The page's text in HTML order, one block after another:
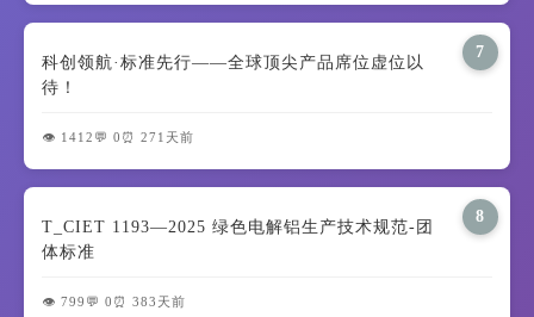
7
科创领航·标准先行——全球顶尖产品席位虚位以
待！
👁️ 1412 💬 0 ⏰ 271天前
8
T_CIET 1193—2025 绿色电解铝生产技术规范-团
体标准
👁️ 799 💬 0 ⏰ 383天前